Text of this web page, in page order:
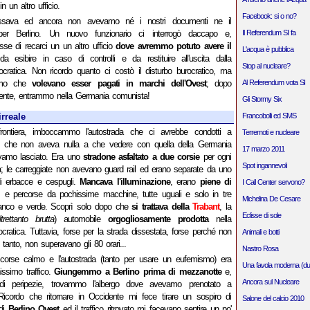
un altro ufficio.
ed ancora non avevamo né i nostri documenti ne il
Berlino. Un nuovo funzionario ci interrogò daccapo e,
di recarci un un altro ufficiodove avremmo potuto avere il
esibire in caso di controlli e da restituire all'uscita dalla
Non ricordo quanto ci costò il disturbo burocratico, ma
chevolevano esser pagati in marchi dell'Ovest; dopo
entrammo nella Germania comunista!
imboccammo l'autostrada che ci avrebbe condotti a
che non aveva nulla a che vedere con quella della Germania
lasciato. Era uno stradone asfaltato a due corsieper ogni
le carreggiate non avevano guard rail ed erano separate da uno
erbacce e cespugli. Mancava l'illuminazione, erano piene di
e percorse da pochissime macchine, tutte uguali e solo in tre
e verde. Scoprì solo dopo chesi trattava dellaTrabant, la
brutta) automobile orgogliosamente prodottanella
Tuttavia, forse per la strada dissestata, forse perché non
non superavano gli 80 orari...
calmo e l'autostrada (tanto per usare un eufemismo) era
traffico. Giungemmo a Berlino prima di mezzanottee,
peripezie, trovammo l'albergo dove avevamo prenotato a
che ritornare in Occidente mi fece tirare un sospiro di
Facebook: si o no?
Il Referendum SI fa
L'acqua è pubblica
Stop al nucleare?
Al Referendum vota SI
Gli Stormy Six
Francobolli ed SMS
Terremoti e nucleare
17 marzo 2011
Spot ingannevoli
I Call Center servono?
Michelina De Cesare
Eclisse di sole
Animali e botti
Nastro Rosa
Una favola moderna
Ancora sul Nucleare
Salone del calcio 2010